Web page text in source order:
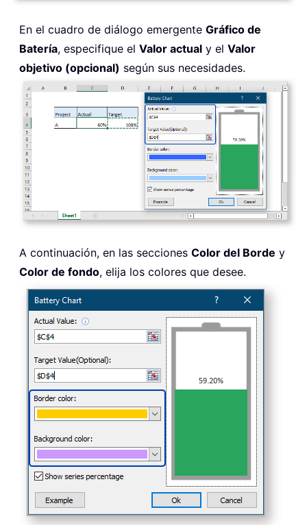
En el cuadro de diálogo emergente Gráfico de
Batería, especifique el Valor actual y el Valor
objetivo (opcional) según sus necesidades.
A continuación, en las secciones Color del Borde y
Color de fondo, elija los colores que desee.